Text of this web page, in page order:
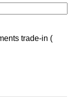
trade-in (